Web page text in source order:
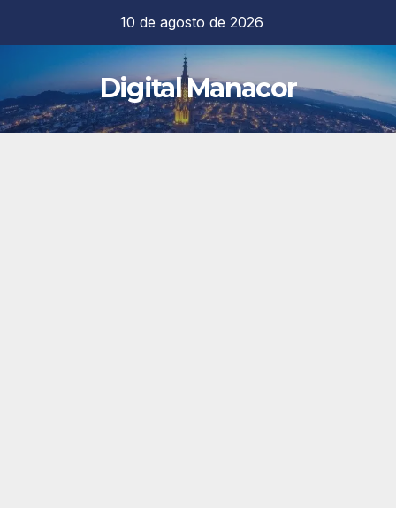
contenido
10 de agosto de 2026
Digital Manacor